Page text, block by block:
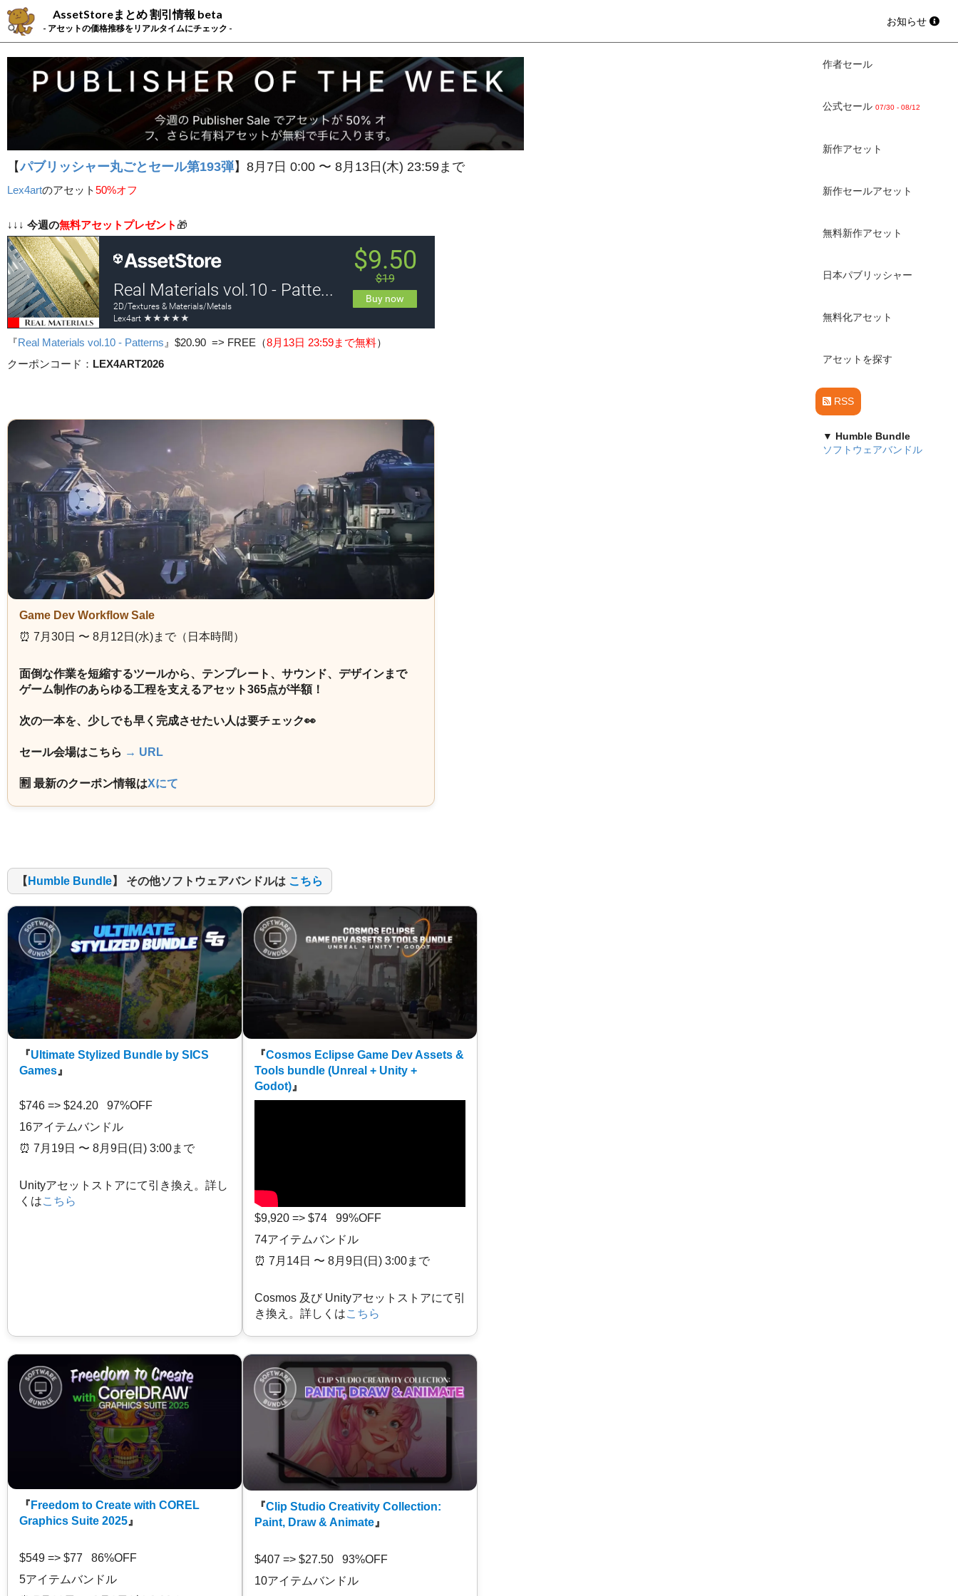
AssetStoreまとめ 割引情報 beta
- アセットの価格推移をリアルタイムにチェック -
お知らせ
【パブリッシャー丸ごとセール第193弾】8月7日 0:00 〜 8月13日(木) 23:59まで
Lex4artのアセット50%オフ
↓↓↓ 今週の無料アセットプレゼント 🎁
『Real Materials vol.10 - Patterns 』 $20.90 => FREE （8月13日 23:59まで無料）
クーポンコード： LEX4ART2026
Game Dev Workflow Sale
⏰️ 7月30日 〜 8月12日(水)まで（日本時間）
面倒な作業を短縮するツールから、テンプレート、サウンド、デザインまで
ゲーム制作のあらゆる工程を支えるアセット365点が半額！
次の一本を、少しでも早く完成させたい人は要チェック👀
セール会場はこちら → URL
🈹 最新のクーポン情報はXにて
【 Humble Bundle】 その他ソフトウェアバンドルは こちら
『Ultimate Stylized Bundle by SICS
Games』
$746 => $24.20 97%OFF
16アイテムバンドル
⏰️ 7月19日 〜 8月9日(日) 3:00まで
Unityアセットストアにて引き換え。詳し
くはこちら
『Cosmos Eclipse Game Dev Assets &
Tools bundle (Unreal + Unity +
Godot)』
$9,920 => $74 99%OFF
74アイテムバンドル
⏰️ 7月14日 〜 8月9日(日) 3:00まで
Cosmos 及び Unityアセットストアにて引
き換え。詳しくはこちら
『 Freedom to Create with COREL
Graphics Suite 2025 』
$549 => $77 86%OFF
5アイテムバンドル
『Clip Studio Creativity Collection:
Paint, Draw & Animate 』
$407 => $27.50 93%OFF
10アイテムバンドル
作者セール
公式セール 07/30 - 08/12
新作アセット
新作セールアセット
無料新作アセット
日本パブリッシャー
無料化アセット
アセットを探す
RSS
▼ Humble Bundle
ソフトウェアバンドル